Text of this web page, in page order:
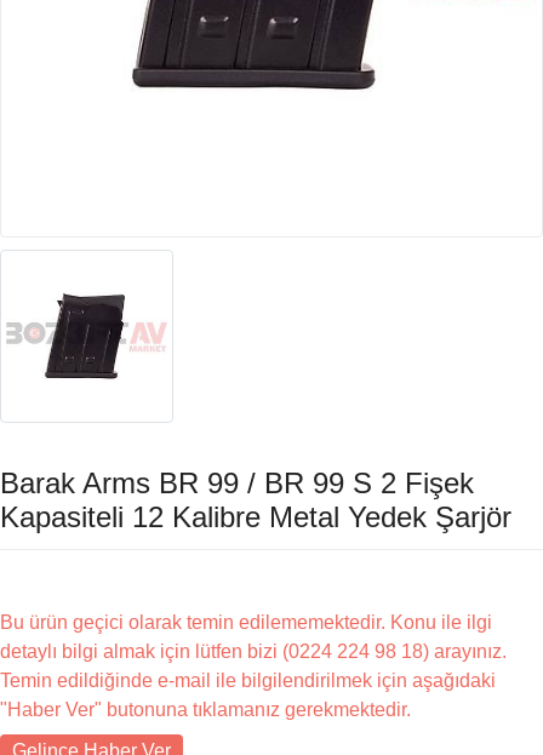
Barak Arms BR 99 / BR 99 S 2 Fişek
Kapasiteli 12 Kalibre Metal Yedek Şarjör
Bu ürün geçici olarak temin edilememektedir. Konu ile ilgi
detaylı bilgi almak için lütfen bizi (0224 224 98 18) arayınız.
Temin edildiğinde e-mail ile bilgilendirilmek için aşağıdaki
"Haber Ver" butonuna tıklamanız gerekmektedir.
Gelince Haber Ver